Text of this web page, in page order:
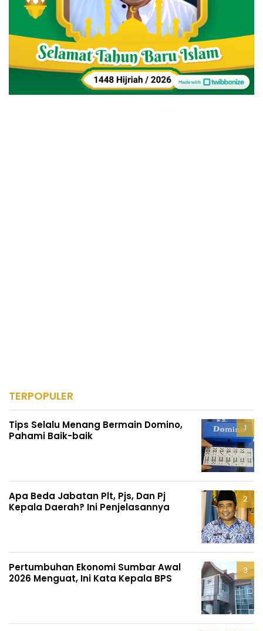
TERPOPULER
Tips Selalu Menang Bermain Domino,
Pahami Baik-baik
Apa Beda Jabatan Plt, Pjs, Dan Pj
Kepala Daerah? Ini Penjelasannya
Pertumbuhan Ekonomi Sumbar Awal
2026 Menguat, Ini Kata Kepala BPS